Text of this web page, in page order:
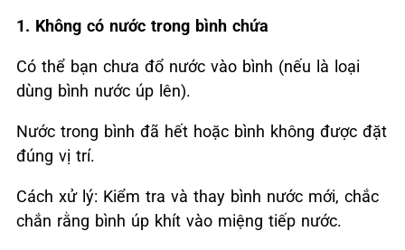
1. Không có nước trong bình chứa
Có thể bạn chưa đổ nước vào bình (nếu là loại
dùng bình nước úp lên).
Nước trong bình đã hết hoặc bình không được đặt
đúng vị trí.
Cách xử lý: Kiểm tra và thay bình nước mới, chắc
chắn rằng bình úp khít vào miệng tiếp nước.